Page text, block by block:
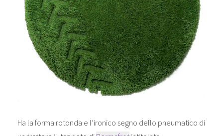
Ha la forma rotonda e l’ironico segno dello pneumatico di